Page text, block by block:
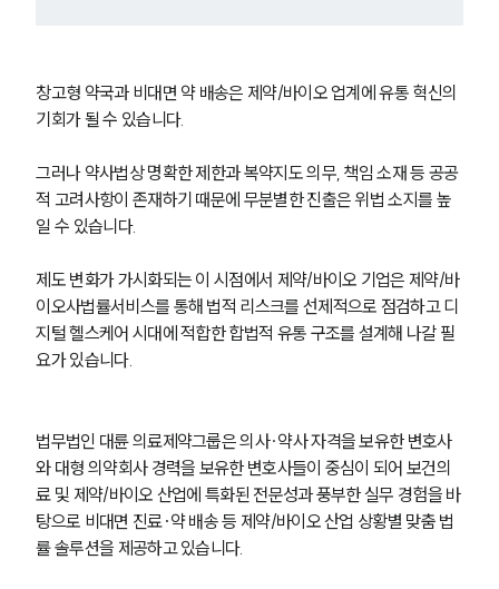
창고형 약국과 비대면 약 배송은 제약/바이오 업계에 유통 혁신의
기회가 될 수 있습니다.
그러나 약사법상 명확한 제한과 복약지도 의무, 책임 소재 등 공공
적 고려사항이 존재하기 때문에 무분별한 진출은 위법 소지를 높
일 수 있습니다.
제도 변화가 가시화되는 이 시점에서 제약/바이오 기업은 제약/바
이오사법률서비스를 통해 법적 리스크를 선제적으로 점검하고 디
지털 헬스케어 시대에 적합한 합법적 유통 구조를 설계해 나갈 필
요가 있습니다.
법무법인 대륜 의료제약그룹은 의사∙약사 자격을 보유한 변호사
와 대형 의약회사 경력을 보유한 변호사들이 중심이 되어 보건의
료 및 제약/바이오 산업에 특화된 전문성과 풍부한 실무 경험을 바
탕으로 비대면 진료·약 배송 등 제약/바이오 산업 상황별 맞춤 법
률 솔루션을 제공하고 있습니다.